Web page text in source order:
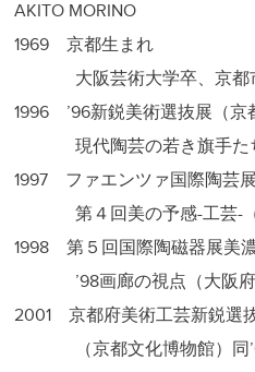
AKITO MORINO
1969 京都生まれ
大阪芸術大学卒、京都市
1996 ’96新鋭美術選抜展（京
現代陶芸の若き旗手たち
1997 ファエンツァ国際陶芸展
第４回美の予感-工芸-（
1998 第５回国際陶磁器展美
’98画廊の視点（大阪府立
2001 京都府美術工芸新鋭選
（京都文化博物館）同